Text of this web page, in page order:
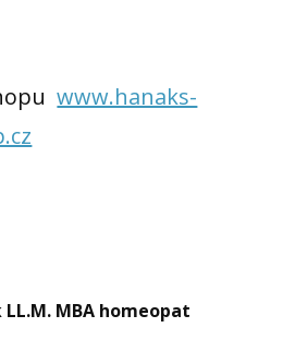
www.hanaks-
LL.M. MBA homeopat